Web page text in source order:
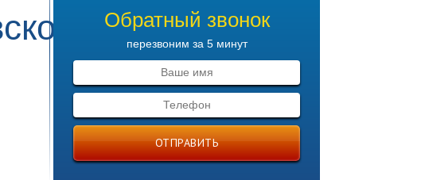
Обратный звонок
перезвоним за 5 минут
ОТПРАВИТЬ